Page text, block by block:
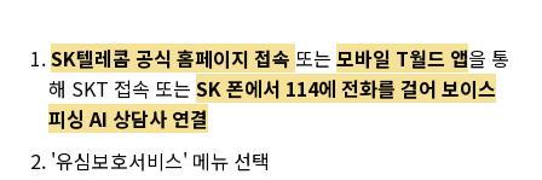
SK텔레콤 공식 홈페이지 접속 또는 모바일 T월드 앱을 통
해 SKT 접속 또는 SK 폰에서 114에 전화를 걸어 보이스
피싱 AI 상담사 연결
'유심보호서비스' 메뉴 선택